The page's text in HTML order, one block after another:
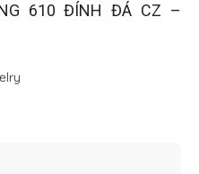
610 ĐÍNH ĐÁ CZ –